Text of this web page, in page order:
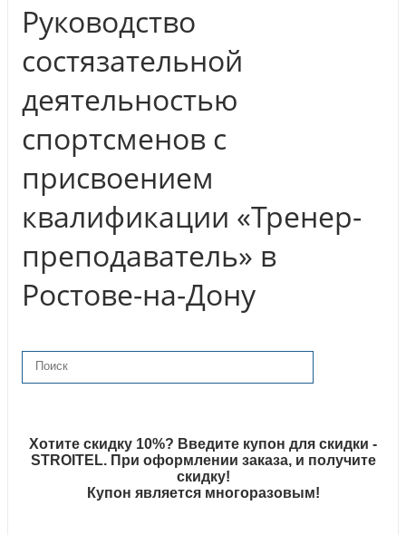
Руководство
состязательной
деятельностью
спортсменов с
присвоением
квалификации «Тренер-
преподаватель» в
Ростове-на-Дону
Хотите скидку 10%? Введите купон для скидки -
STROITEL. При оформлении заказа, и получите
скидку!
Купон является многоразовым!